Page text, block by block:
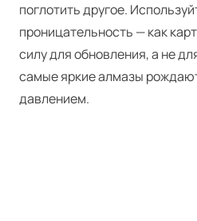
поглотить другое.
проницательность — как
силу для обновления, а не
самые яркие алмазы
давлением.